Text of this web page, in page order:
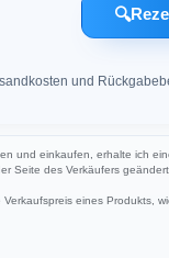
🔍
und
und einkaufen, erhalte ich
Seite des Verkäufers
eines Produkts,